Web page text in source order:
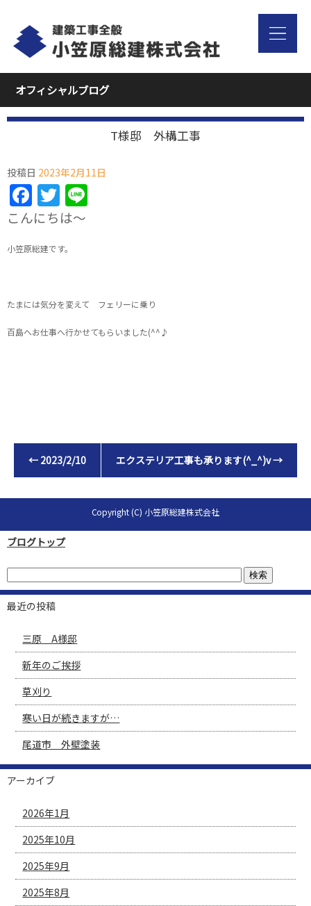
オフィシャルブログ
T様邸 外構工事
投稿日 2023年2月11日
Facebook
Twitter
こんにちは～
小笠原総建です。
たまには気分を変えて フェリーに乗り
百島へお仕事へ行かせてもらいました(^^♪
← 2023/2/10 エクステリア工事も承ります(^_^)v→
Copyright (C) 小笠原総建株式会社
ブログトップ
最近の投稿
三原 A様邸
新年のご挨拶
草刈り
寒い日が続きますが…
尾道市 外壁塗装
アーカイブ
2026年1月
2025年10月
2025年9月
2025年8月